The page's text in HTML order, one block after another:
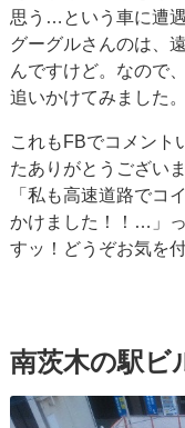
思う…という車に遭遇
グーグルさんのは、
んですけど。なので
追いかけてみました。
これもFBでコメント
たありがとうござい
「私も高速道路でコ
かけました！！…」
すッ！どうぞお気を
南茨木の駅ビ